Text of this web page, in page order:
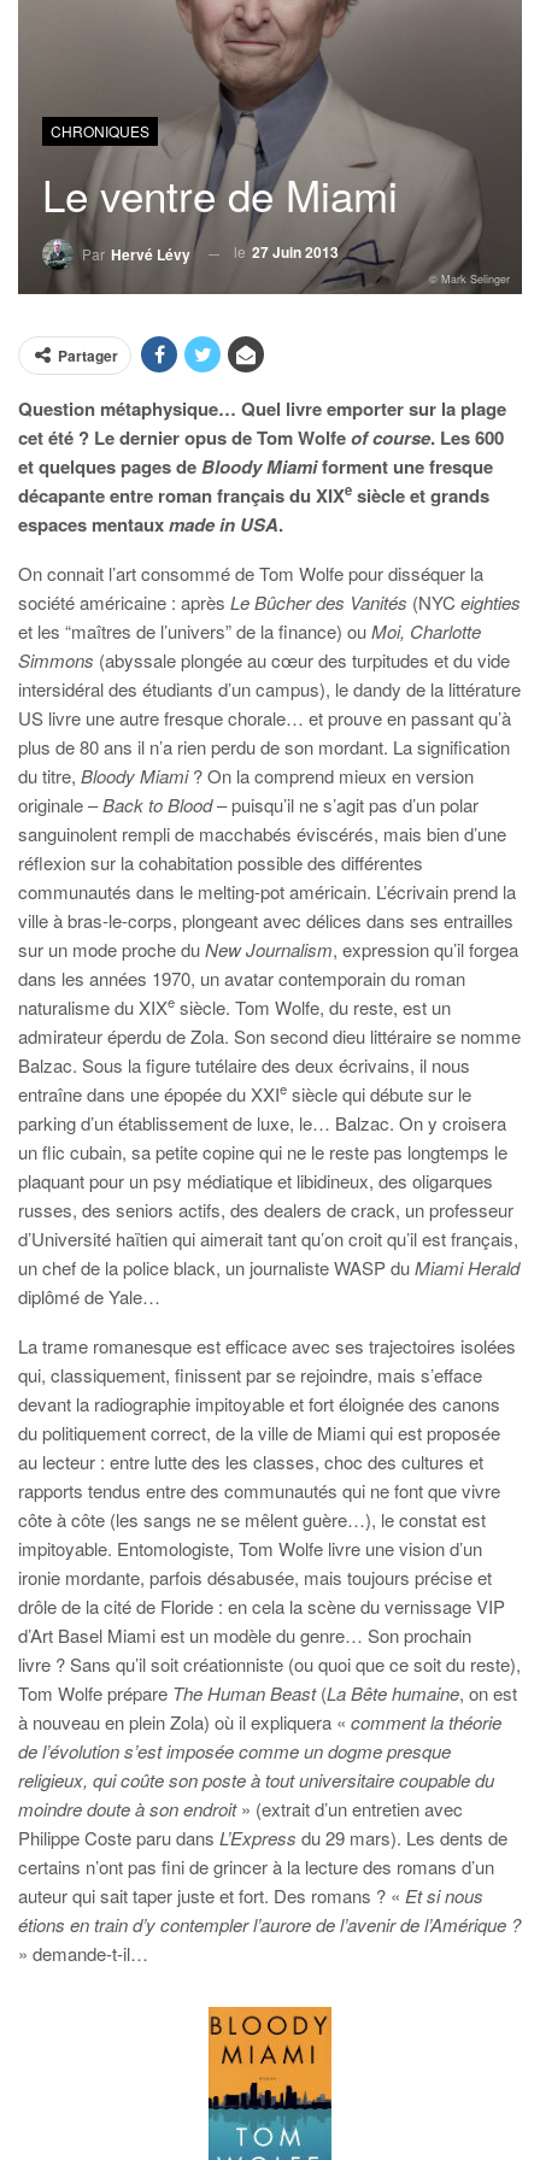
CHRONIQUES
Le ventre de Miami
Par Hervé Lévy le 27 Juin 2013
© Mark Selinger
Partager
Question métaphysique… Quel livre emporter sur la plage
cet été ? Le dernier opus de Tom Wolfeof course. Les 600
et quelques pages deBloody Miamiforment une fresque
décapante entre roman français du XIXe siècle et grands
espaces mentauxmade in USA.
On connait l’art consommé de Tom Wolfe pour disséquer la
société américaine : après Le Bûcher des Vanités (NYC eighties
et les “maîtres de l’univers” de la finance) ouMoi, Charlotte
Simmons (abyssale plongée au cœur des turpitudes et du vide
intersidéral des étudiants d’un campus), le dandy de la littérature
US livre une autre fresque chorale… et prouve en passant qu’à
plus de 80 ans il n’a rien perdu de son mordant. La signification
du titre, Bloody Miami? On la comprend mieux en version
originale –Back to Blood– puisqu’il ne s’agit pas d’un polar
sanguinolent rempli de macchabés éviscérés, mais bien d’une
réflexion sur la cohabitation possible des différentes
communautés dans le melting-pot américain. L’écrivain prend la
ville à bras-le-corps, plongeant avec délices dans ses entrailles
sur un mode proche duNew Journalism, expression qu’il forgea
dans les années 1970, un avatar contemporain du roman
naturalisme du XIXe siècle. Tom Wolfe, du reste, est un
admirateur éperdu de Zola. Son second dieu littéraire se nomme
Balzac. Sous la figure tutélaire des deux écrivains, il nous
entraîne dans une épopée du XXIe siècle qui débute sur le
parking d’un établissement de luxe, le… Balzac. On y croisera
un flic cubain, sa petite copine qui ne le reste pas longtemps le
plaquant pour un psy médiatique et libidineux, des oligarques
russes, des seniors actifs, des dealers de crack, un professeur
d’Université haïtien qui aimerait tant qu’on croit qu’il est français,
un chef de la police black, un journaliste WASP duMiami Herald
diplômé de Yale…
La trame romanesque est efficace avec ses trajectoires isolées
qui, classiquement, finissent par se rejoindre, mais s’efface
devant la radiographie impitoyable et fort éloignée des canons
du politiquement correct, de la ville de Miami qui est proposée
au lecteur : entre lutte des les classes, choc des cultures et
rapports tendus entre des communautés qui ne font que vivre
côte à côte (les sangs ne se mêlent guère…), le constat est
impitoyable. Entomologiste, Tom Wolfe livre une vision d’un
ironie mordante, parfois désabusée, mais toujours précise et
drôle de la cité de Floride : en cela la scène du vernissage VIP
d’Art Basel Miami est un modèle du genre… Son prochain
livre ? Sans qu’il soit créationniste (ou quoi que ce soit du reste),
Tom Wolfe prépare The Human Beast(La Bête humaine, on est
à nouveau en plein Zola) où il expliquera « comment la théorie
de l’évolution s’est imposée comme un dogme presque
religieux, qui coûte son poste à tout universitaire coupable du
moindre doute à son endroit» (extrait d’un entretien avec
Philippe Coste paru dans L’Express du 29 mars). Les dents de
certains n’ont pas fini de grincer à la lecture des romans d’un
auteur qui sait taper juste et fort. Des romans ? « Et si nous
étions en train d’y contempler l’aurore de l’avenir de l’Amérique ?
» demande-t-il…